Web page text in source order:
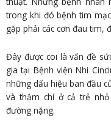
trong khi đó bệnh tim
gặp phải các cơn đau tim,
Đây được coi là vấn đề
gia tại Bệnh viện Nhi
những dấu hiệu ban đầu
và thậm chí ở cả trẻ
đường nặng.